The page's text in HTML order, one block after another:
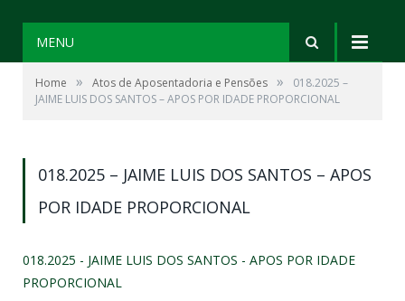
MENU
Home » Atos de Aposentadoria e Pensões »
018.2025 –
JAIME LUIS DOS SANTOS – APOS POR IDADE PROPORCIONAL
018.2025 – JAIME LUIS DOS SANTOS – APOS
POR IDADE PROPORCIONAL
018.2025 - JAIME LUIS DOS SANTOS - APOS POR IDADE
PROPORCIONAL